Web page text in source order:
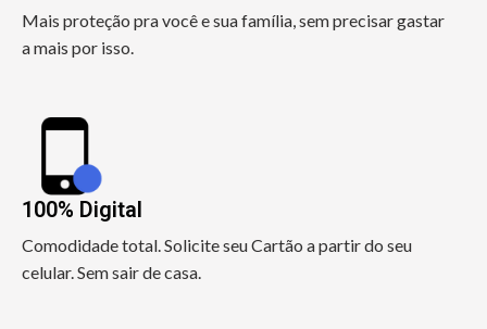
Mais proteção pra você e sua família, sem precisar gastar
a mais por isso.
100% Digital
Comodidade total. Solicite seu Cartão a partir do seu
celular. Sem sair de casa.